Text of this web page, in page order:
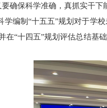
确保科学准确，真抓实干下
学编制 “十五五”规划对于学
在“十四五”规划评估总结基